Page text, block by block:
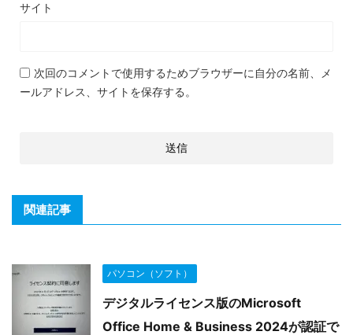
サイト
次回のコメントで使用するためブラウザーに自分の名前、メ
ールアドレス、サイトを保存する。
関連記事
パソコン（ソフト）
デジタルライセンス版のMicrosoft
Office Home & Business 2024が認証で